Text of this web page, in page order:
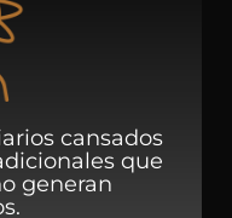
cansados
que
generan